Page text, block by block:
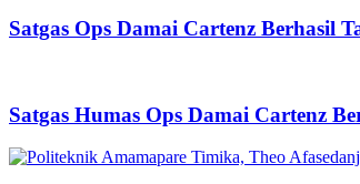
Satgas Ops Damai Cartenz Berhasil
Satgas Humas Ops Damai Cartenz